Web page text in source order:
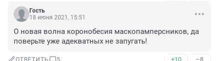
Гость
18 июня 2021, 15:51
О новая волна коронобесия маскопамперсников, да
поверьте уже адекватных не запугать!
ОТВЕТИТЬ 5 +10 –8